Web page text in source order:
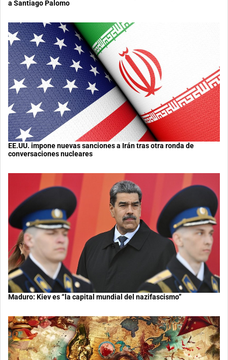
a Santiago Palomo
EE.UU. impone nuevas sanciones a Irán tras otra ronda de
conversaciones nucleares
Maduro: Kiev es “la capital mundial del nazifascismo”